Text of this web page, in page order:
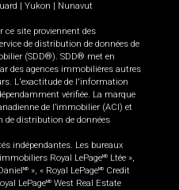
Yukon Nunavut
ce site proviennent des
de distribution de données de
(SDD®). SDD® met en
des agences immobilières autres
L'exactitude de l'information
vérifiée. La marque
de l’immobilier (ACI) et
de distribution de données
indépendantes. Les bureaux
Royal LePageMD
Ltée »,
MD », « Royal LePageMD
Credit
LePageMD West Real Estate